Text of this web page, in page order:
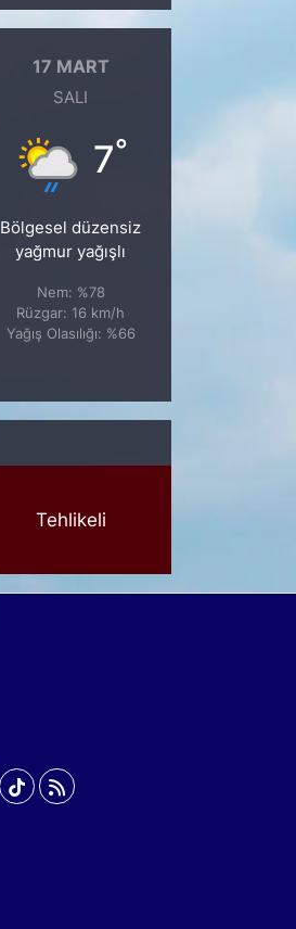
17 MART
SALI
7°
Bölgesel düzensiz
yağmur yağışlı
Nem: %78
Rüzgar: 16 km/h
Yağış Olasılığı: %66
Tehlikeli